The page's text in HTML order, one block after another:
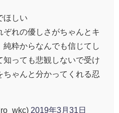
ほしい
れの優しさがちゃんとキ
粋からなんでも信じてし
知っても悲観しないで受け
ちゃんと分かってくれる忍
2019年3月31日